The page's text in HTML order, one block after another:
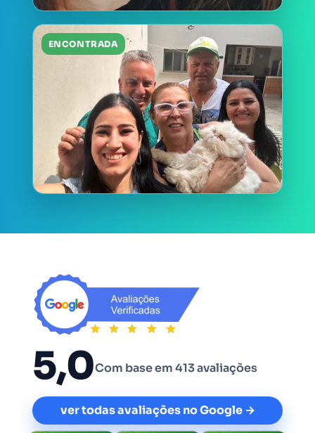
ENCONTRADA
5,0Com base em 413 avaliações
ver todas avaliações no Google →